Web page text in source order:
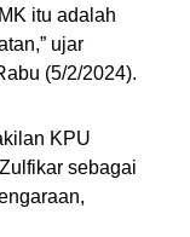
itu adalah
ujar
(5/2/2024).
KPU
sebagai